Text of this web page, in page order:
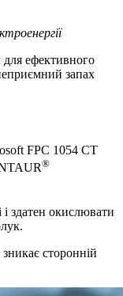
ефективного
запах
FPC 1054 CT
®
і здатен окислювати
сторонній